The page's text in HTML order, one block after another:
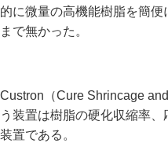
的に微量の高機能樹脂を簡
まで無かった。
Custron（Cure Shrincage
う装置は樹脂の硬化収縮率
装置である。